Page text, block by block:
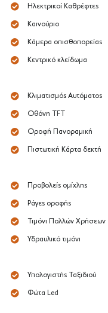
Ηλεκτρικοί Καθρέφτες
Καινούριο
Κάμερα οπισθοπορείας
Κεντρικό κλείδωμα
Κλιματισμός Αυτόματος
Οθόνη TFT
Οροφή Πανοραμική
Πιστωτική Κάρτα δεκτή
Προβολείς ομίχλης
Ράγες οροφής
Τιμόνι Πολλών Χρήσεων
Υδραυλικό τιμόνι
Υπολογιστής Ταξιδιού
Φώτα Led